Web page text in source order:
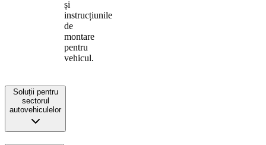
și
instrucțiunile
de
montare
pentru
vehicul.
Soluții pentru
sectorul
autovehiculelor